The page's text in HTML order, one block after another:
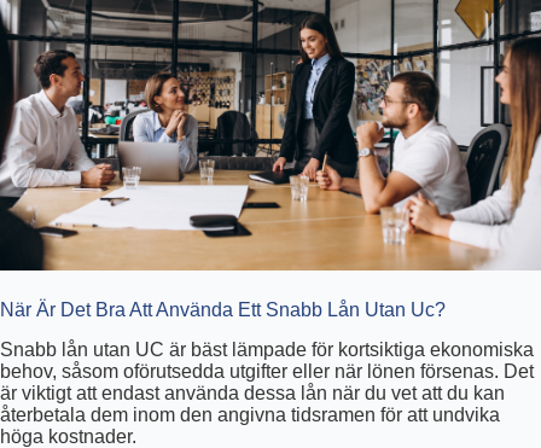
När Är Det Bra Att Använda Ett Snabb Lån Utan Uc?
Snabb lån utan UC är bäst lämpade för kortsiktiga ekonomiska
behov, såsom oförutsedda utgifter eller när lönen försenas. Det
är viktigt att endast använda dessa lån när du vet att du kan
återbetala dem inom den angivna tidsramen för att undvika
höga kostnader.